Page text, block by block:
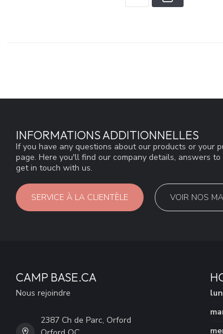
INFORMATIONS ADDITIONNELLES
If you have any questions about our products or your
page. Here you'll find our company details, answers
get in touch with us.
SERVICE À LA CLIENTÈLE VOIR NOS
CAMP BASE.CA
Nous rejoindre
2387 Ch de Parc, Orford